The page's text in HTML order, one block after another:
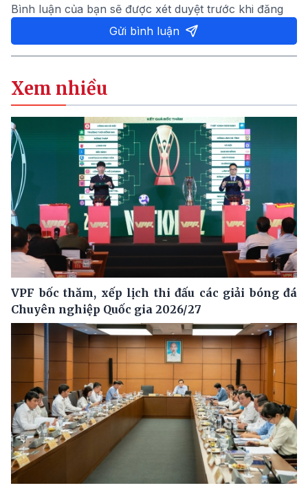
Bình luận của bạn sẽ được xét duyệt trước khi đăng
Gửi bình luận
Xem nhiều
VPF bốc thăm, xếp lịch thi đấu các giải bóng đá
Chuyên nghiệp Quốc gia 2026/27